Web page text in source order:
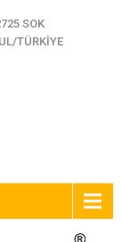
SOK
TÜRKİYE